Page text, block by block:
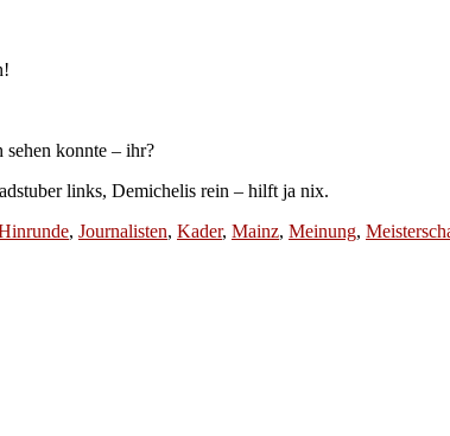
konnte – ihr?
links, Demichelis rein – hilft ja nix.
, Journalisten, Kader, Mainz, Meinung,